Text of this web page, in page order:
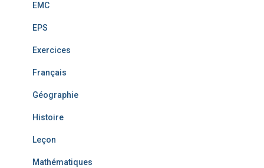
EMC
EPS
Exercices
Français
Géographie
Histoire
Leçon
Mathématiques